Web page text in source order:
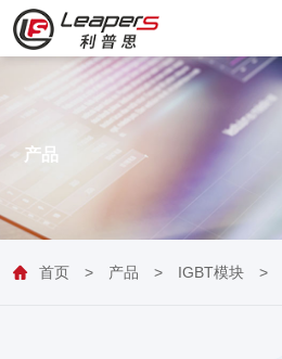
产品
首页 > 产品 > IGBT模块 >